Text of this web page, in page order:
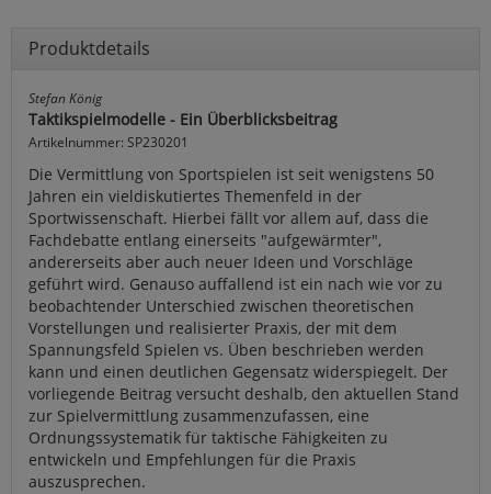
Produktdetails
Stefan König
Taktikspielmodelle - Ein Überblicksbeitrag
Artikelnummer: SP230201
Die Vermittlung von Sportspielen ist seit wenigstens 50
Jahren ein vieldiskutiertes Themenfeld in der
Sportwissenschaft. Hierbei fällt vor allem auf, dass die
Fachdebatte entlang einerseits "aufgewärmter",
andererseits aber auch neuer Ideen und Vorschläge
geführt wird. Genauso auffallend ist ein nach wie vor zu
beobachtender Unterschied zwischen theoretischen
Vorstellungen und realisierter Praxis, der mit dem
Spannungsfeld Spielen vs. Üben beschrieben werden
kann und einen deutlichen Gegensatz widerspiegelt. Der
vorliegende Beitrag versucht deshalb, den aktuellen Stand
zur Spielvermittlung zusammenzufassen, eine
Ordnungssystematik für taktische Fähigkeiten zu
entwickeln und Empfehlungen für die Praxis
auszusprechen.